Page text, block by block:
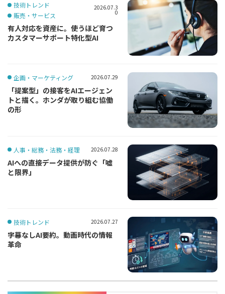
技術トレンド
販売・サービス
2026.07.3
0
有人対応を資産に。使うほど育つ
カスタマーサポート特化型AI
企画・マーケティング 2026.07.29
「提案型」の接客をAIエージェン
トと描く。ホンダが取り組む協働
の形
人事・総務・法務・経理 2026.07.28
AIへの直接データ提供が防ぐ「嘘
と限界」
技術トレンド 2026.07.27
字幕なしAI要約。動画時代の情報
革命